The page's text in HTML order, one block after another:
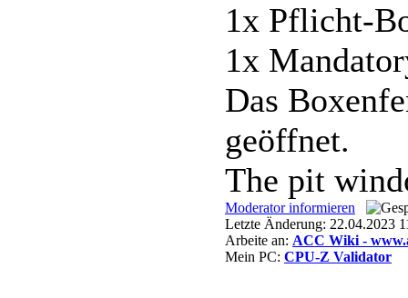
1x Pflicht-
1x
Das
geöffnet.
The pit
Moderator informieren
Letzte Änderung: 22.04.2023
Arbeite an: ACC Wiki -
Mein PC: CPU-Z Validator